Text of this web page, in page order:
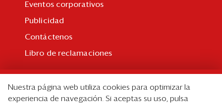
Eventos corporativos
Publicidad
Contáctenos
Libro de reclamaciones
Suscripción individual
Nuestra página web utiliza cookies para optimizar la
experiencia de navegación. Si aceptas su uso, pulsa